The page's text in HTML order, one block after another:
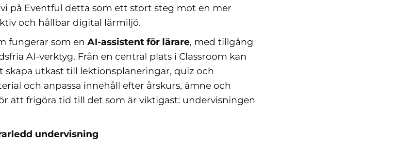
på Eventful detta som ett stort steg mot en mer
och hållbar digital lärmiljö.
fungerar som en AI‑assistent för lärare, med tillgång
AI‑verktyg. Från en central plats i Classroom kan
skapa utkast till lektionsplaneringar, quiz och
och anpassa innehåll efter årskurs, ämne och
att frigöra tid till det som är viktigast: undervisningen
undervisning